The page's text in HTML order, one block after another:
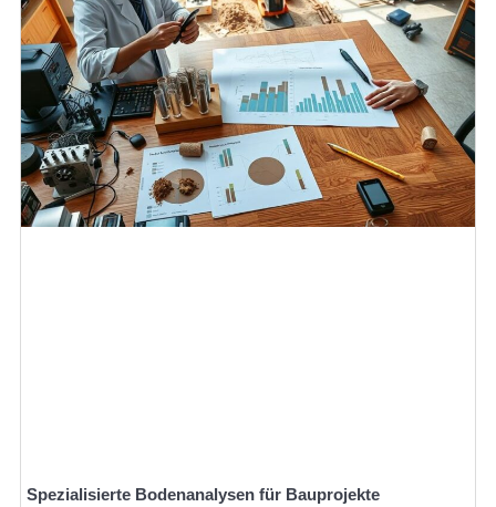
Spezialisierte Bodenanalysen für Bauprojekte